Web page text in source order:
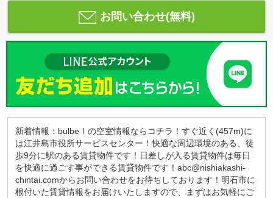
お問い合わせ(無料)
新着情報：bulbeⅠの空室情報ならコチラ！すぐ近く(457m)に
は江井島市役所サービスセンター！快適な周辺環境のある、徒
歩9分に駅のある賃貸物件です！日差しが入る賃貸物件は毎日
を快適に過ごす事ができる賃貸物件です！abc@nishiakashi-
chintai.comからお問い合わせをお待ちしております！明石市に
根付いた賃貸情報をお届けいたしますので、まずはお気軽にご